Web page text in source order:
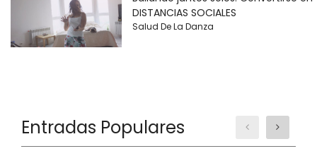
DISTANCIAS SOCIALES
Salud De La Danza
Entradas Populares